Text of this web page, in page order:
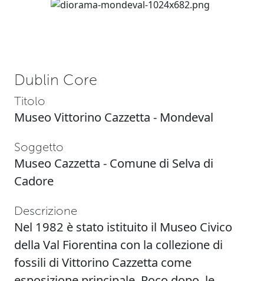
Dublin Core
Titolo
Museo Vittorino Cazzetta - Mondeval
Soggetto
Museo Cazzetta - Comune di Selva di
Cadore
Descrizione
Nel 1982 è stato istituito il Museo Civico
della Val Fiorentina con la collezione di
fossili di Vittorino Cazzetta come